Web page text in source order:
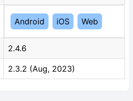
Android iOS Web
2.4.6
2.3.2 (Aug, 2023)